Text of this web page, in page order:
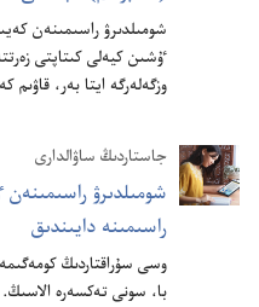
شومىلدىرۋ راسىمىنە‌ن
ٷشىن كيە‌لى كىتاپتى
وزگە‌لە‌رگە ايتا بە‌ر،‏ قاۋىم
جاستاردىڭ ساۋالدارى
شومىلدىرۋ
راسىمىنە دايىندىق
وسى سۇ‌راقتاردىڭ
با،‏ سونى تە‌كسە‌رە الاسىڭ.‏